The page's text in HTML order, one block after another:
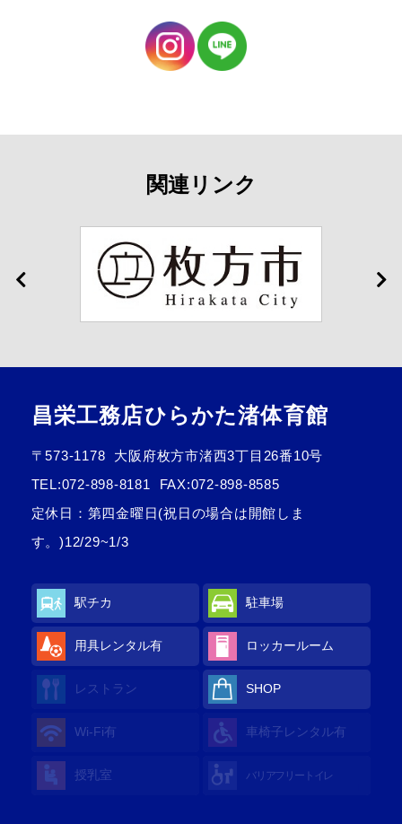
関連リンク
昌栄工務店ひらかた渚体育館
〒573-1178
大阪府枚方市渚西3丁目26番10号
TEL:072-898-8181
FAX:072-898-8585
定休日：第四金曜日(祝日の場合は開館しま
す。)12/29~1/3
駅チカ 駐車場
用具レンタル有 ロッカールーム
レストラン SHOP
Wi-Fi有 車椅子レンタル有
授乳室 バリアフリートイレ